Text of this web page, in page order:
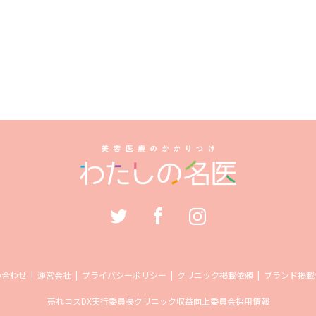
わせ 運営会社 プライバシーポリシー クリニック掲載依頼 ブランド掲
売れコスDX実行委員長クリニック収益向上委員会採用情報